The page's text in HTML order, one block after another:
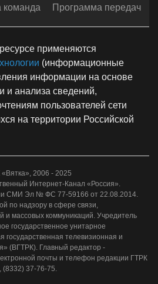
команда Программа передач
применяются
(информационные
информации на основе
и анализа сведений,
пользователей сети
на территории Российской
2006 - 2025
Интернет-Канал «Россия».
СМИ Эл № ФС 77-59166 от 22.08.2014.
по надзору в сфере связи,
и массовых коммуникаций. Учредитель
государственное унитарное
государственная телевизионная и
(ВГТРК). Главный редактор -
почты и телефон редакции ГТРК
(8332) 37-76-75.